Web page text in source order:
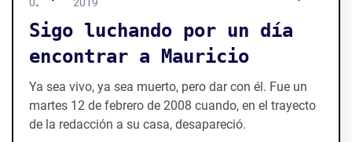
Sigo luchando por un día
encontrar a Mauricio
Ya sea vivo, ya sea muerto, pero dar con él. Fue un
martes 12 de febrero de 2008 cuando, en el trayecto
de la redacción a su casa, desapareció.